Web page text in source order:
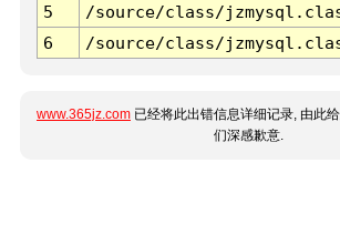
5
/source/class/
6
/source/class/
www.365jz.com 已经将此出错信息详细记录, 由此
们深感歉意.